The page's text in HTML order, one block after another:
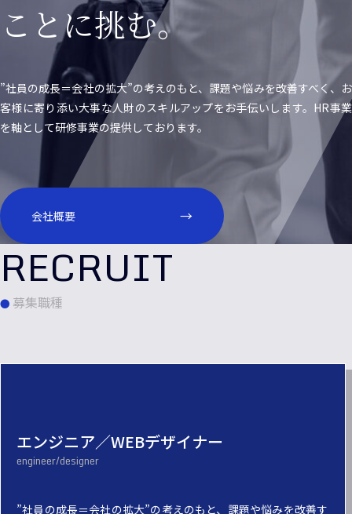
ことに挑む。
”社員の成長＝会社の拡大”の考えのもと、課題や悩みを改善すべく、お
客様に寄り添い大事な人財のスキルアップをお手伝いします。HR事業
を軸として研修事業の提供しております。
会社概要
募集職種
エンジニア／WEBデザイナー
”社員の成長＝会社の拡大”の考えのもと、課題や悩みを改善す